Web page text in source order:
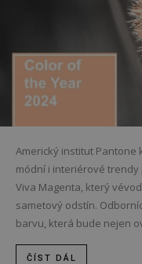
Americký institut Pantone
módní i interiérové
Viva Magenta, který
sametový odstín.
barvu, která bude nejen
ČÍST DÁL